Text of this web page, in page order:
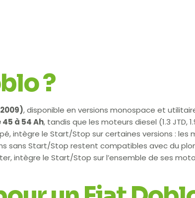
?
, disponible en versions monospace et
à 54 Ah, tandis que les moteurs diesel (1.3 JTD,
intègre le Start/Stop sur certaines versions : les
sans Start/Stop restent compatibles avec du
intègre le Start/Stop sur l’ensemble de ses